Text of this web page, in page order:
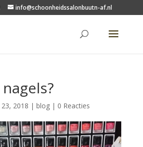
info@schoonheidssalonbuutn-af.nl
2018 | blog| 0 Reacties